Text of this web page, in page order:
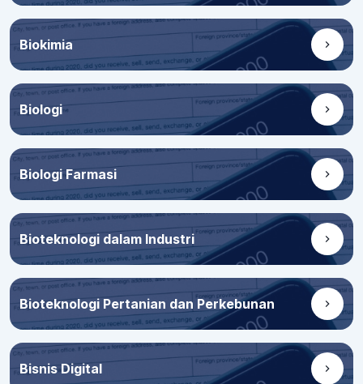
Biokimia
Biologi
Biologi Farmasi
Bioteknologi dalam Industri
Bioteknologi Pertanian dan Perkebunan
Bisnis Digital